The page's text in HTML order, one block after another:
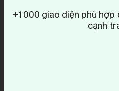
+1000 giao diện phù hợp
cạnh